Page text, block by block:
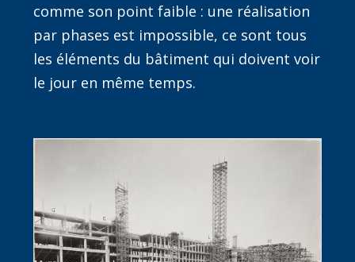
comme son point faible : une réalisation
par phases est impossible, ce sont tous
les éléments du bâtiment qui doivent voir
le jour en même temps.